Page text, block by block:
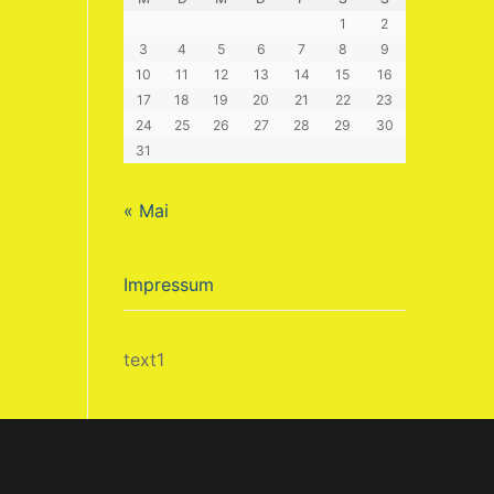
1
2
3
4 5 6 7 8
9
10
11 12 13 14 15
16
17
18 19 20 21 22
23
24
25 26 27 28 29
30
31
« Mai
Impressum
text1